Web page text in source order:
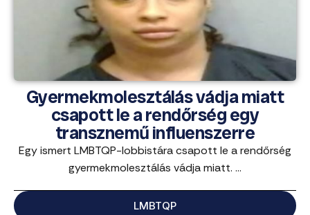
Gyermekmolesztálás vádja miatt
csapott le a rendőrség egy
transznemű influenszerre
Egy ismert LMBTQP-lobbistára csapott le a rendőrség
gyermekmolesztálás vádja miatt. ...
LMBTQP